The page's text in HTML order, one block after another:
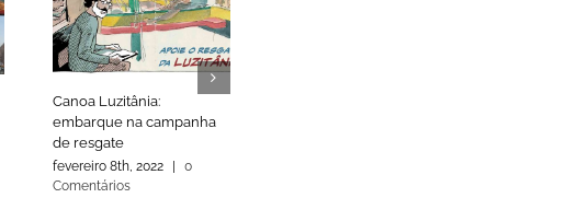
Canoa Luzitânia:
embarque na campanha
de resgate
fevereiro 8th, 2022
0
Comentários